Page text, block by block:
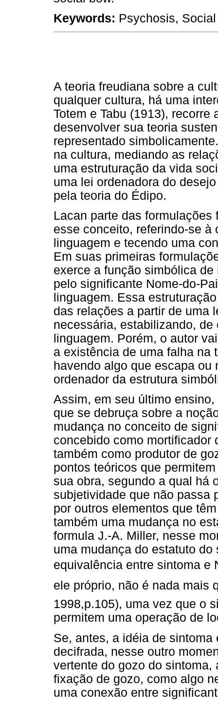
Keywords: Psychosis,
A teoria freudiana sobre a
qualquer cultura, há uma
Totem e Tabu (1913),
desenvolver sua teoria
representado
na cultura, mediando as
uma estruturação da vida
uma lei ordenadora do
pela teoria do Édipo.
Lacan parte das
esse conceito, referindo-se
linguagem e tecendo uma
Em suas primeiras
exerce a função simbólica
pelo significante Nome-do-
linguagem. Essa
das relações a partir de uma
necessária, estabilizando,
linguagem. Porém, o autor
a existência de uma falha na
havendo algo que escapa
ordenador da estrutura
Assim, em seu último
que se debruça sobre a
mudança no conceito de
concebido como mortificador
também como produtor de
pontos teóricos que
sua obra, segundo a qual há
subjetividade que não passa
por outros elementos que
também uma mudança no
formula J.-A. Miller, nesse
uma mudança do estatuto
equivalência entre sintoma e
ele próprio, não é nada mais
1998,p.105), uma vez que o
permitem uma operação de
Se, antes, a idéia de
decifrada, nesse outro
vertente do gozo do
fixação de gozo, como algo
uma conexão entre